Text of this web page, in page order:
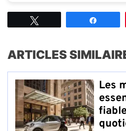
ARTICLES
Les